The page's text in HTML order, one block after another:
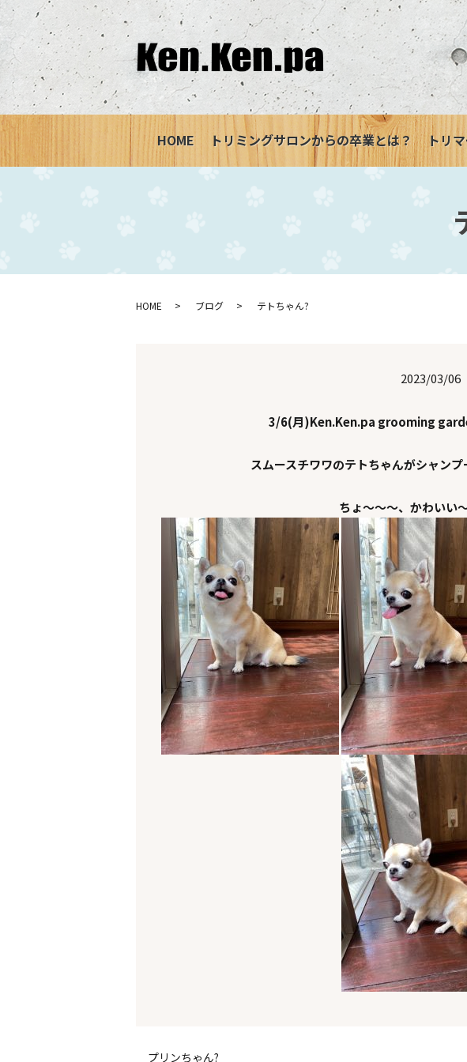
HOME トリミングサロンからの卒業とは？ トリ
HOME ブログ テトちゃん?
2023/03/06
3/6(月)Ken.Ken.pa grooming
スムースチワワのテトちゃんがシャン
ちょ～～～、かわい
プリンちゃん?